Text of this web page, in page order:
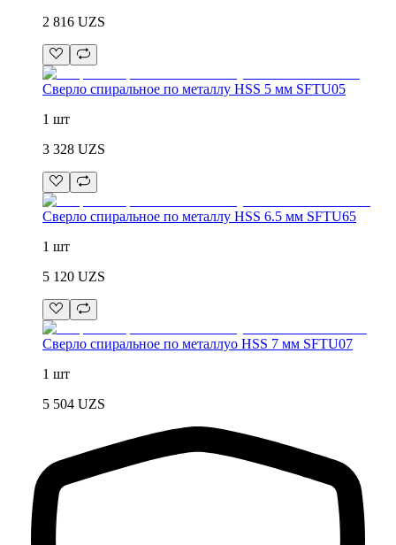
2 816 UZS
Сверло спиральное по металлу HSS 5 мм SFTU05
1 шт
3 328 UZS
Сверло спиральное по металлу HSS 6.5 мм SFTU65
1 шт
5 120 UZS
Сверло спиральное по металлуо HSS 7 мм SFTU07
1 шт
5 504 UZS